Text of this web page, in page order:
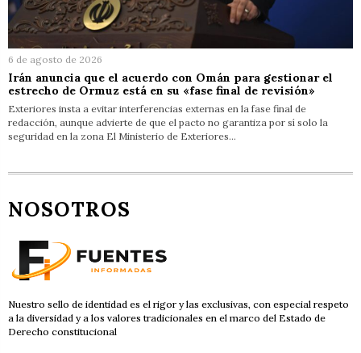
6 de agosto de 2026
Irán anuncia que el acuerdo con Omán para gestionar el
estrecho de Ormuz está en su «fase final de revisión»
Exteriores insta a evitar interferencias externas en la fase final de
redacción, aunque advierte de que el pacto no garantiza por sí solo la
seguridad en la zona El Ministerio de Exteriores…
NOSOTROS
Nuestro sello de identidad es el rigor y las exclusivas, con especial respeto
a la diversidad y a los valores tradicionales en el marco del Estado de
Derecho constitucional